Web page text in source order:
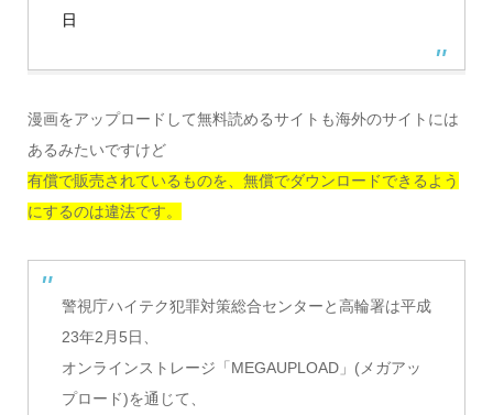
日
漫画をアップロードして無料読めるサイトも海外のサイトには
あるみたいですけど
有償で販売されているものを、無償でダウンロードできるよう
にするのは違法です。
警視庁ハイテク犯罪対策総合センターと高輪署は平成
23年2月5日、
オンラインストレージ「MEGAUPLOAD」(メガアッ
プロード)を通じて、